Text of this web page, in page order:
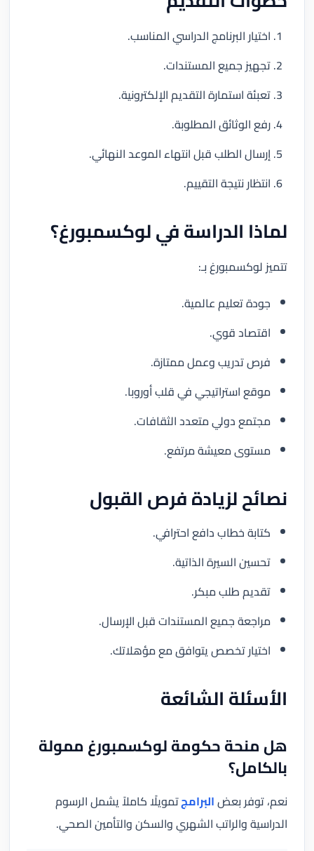
اختيار البرنامج الدراسي المناسب.
تجهيز جميع المستندات.
تعبئة استمارة التقديم الإلكترونية.
رفع الوثائق المطلوبة.
إرسال الطلب قبل انتهاء الموعد النهائي.
انتظار نتيجة التقييم.
لماذا الدراسة في لوكسمبورغ؟
تتميز لوكسمبورغ بـ:
جودة تعليم عالمية.
اقتصاد قوي.
فرص تدريب وعمل ممتازة.
موقع استراتيجي في قلب أوروبا.
مجتمع دولي متعدد الثقافات.
مستوى معيشة مرتفع.
نصائح لزيادة فرص القبول
كتابة خطاب دافع احترافي.
تحسين السيرة الذاتية.
تقديم طلب مبكر.
مراجعة جميع المستندات قبل الإرسال.
اختيار تخصص يتوافق مع مؤهلاتك.
الأسئلة الشائعة
هل منحة حكومة لوكسمبورغ ممولة
بالكامل؟
نعم، توفر بعضالبرامجتمويلًا كاملاً يشمل الرسوم
الدراسية والراتب الشهري والسكن والتأمين الصحي.